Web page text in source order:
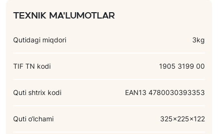
Texnik ma'lumotlar
Qutidagi miqdori 3kg
TIF TN kodi 1905 3199 00
Quti shtrix kodi EAN13 4780030393353
Quti o‘lchami 325x225x122